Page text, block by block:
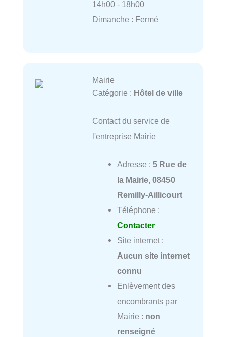
14h00 - 18h00
Dimanche : Fermé
Mairie
Catégorie : Hôtel de ville
Contact du service de
l'entreprise Mairie
Adresse : 5 Rue de
la Mairie, 08450
Remilly-Aillicourt
Téléphone :
Contacter
Site internet :
Aucun site internet
connu
Enlèvement des
encombrants par
Mairie : non
renseigné